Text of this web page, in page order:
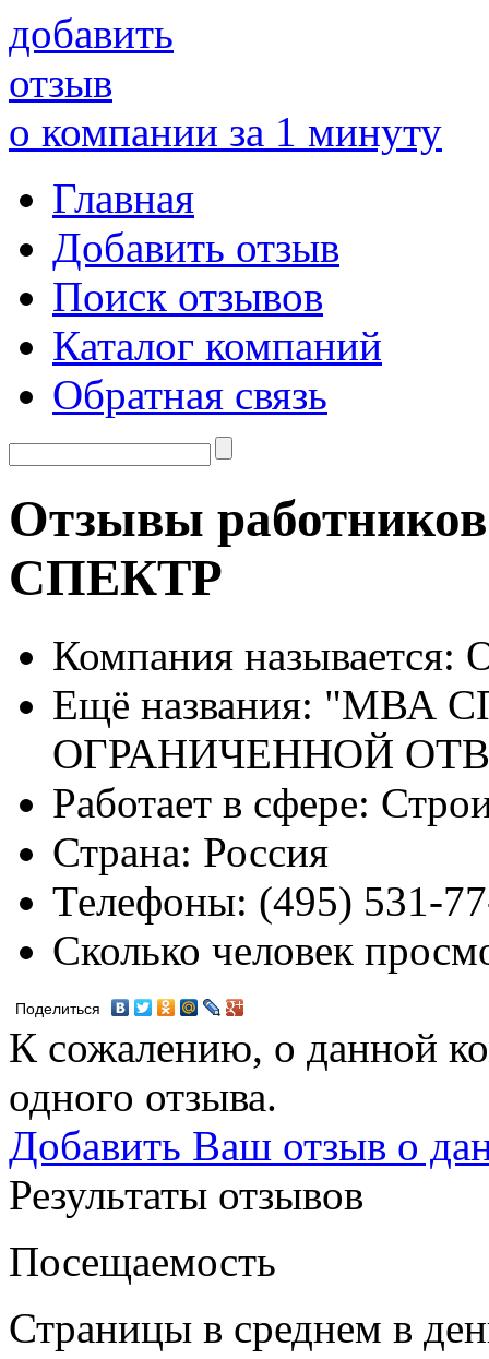
добавить
отзыв
о компании за 1 минуту
Главная
Добавить отзыв
Поиск отзывов
Каталог компаний
Обратная связь
Отзывы
СПЕКТР
Компания называется:
Ещё названия: "МВА
ОГРАНИЧЕННОЙ
Работает в сфере:
Страна: Россия
Телефоны: (495) 531-
Сколько человек
Поделиться
К сожалению, о данной
одного отзыва.
Добавить Ваш отзыв о
Результаты отзывов
Посещаемость
Страницы в среднем в